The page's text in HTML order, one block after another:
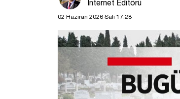
İnternet Editörü
02 Haziran 2026 Salı 17:28